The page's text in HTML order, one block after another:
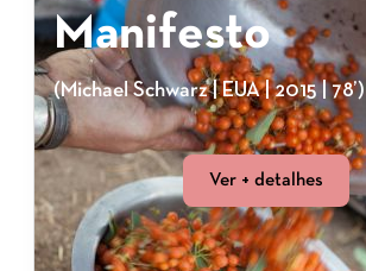
Manifesto
(Michael Schwarz | EUA | 2015 | 78’)
Ver + detalhes